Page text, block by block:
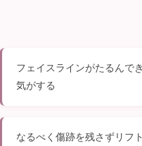
フェイスラインがたるんで
気がする
なるべく傷跡を残さずリフ